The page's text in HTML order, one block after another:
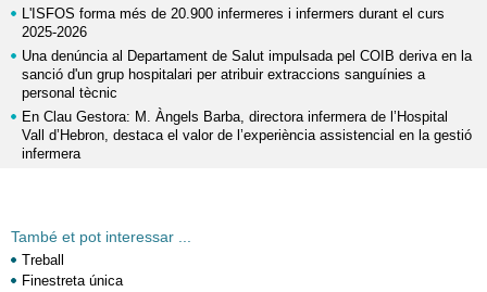
L'ISFOS forma més de 20.900 infermeres i infermers durant el curs
2025-2026
Una denúncia al Departament de Salut impulsada pel COIB deriva en la
sanció d'un grup hospitalari per atribuir extraccions sanguínies a
personal tècnic
En Clau Gestora: M. Àngels Barba, directora infermera de l’Hospital
Vall d’Hebron, destaca el valor de l’experiència assistencial en la gestió
infermera
També et pot interessar ...
Treball
Finestreta única